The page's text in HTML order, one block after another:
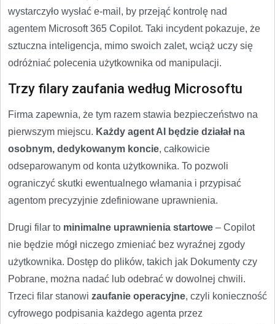
wystarczyło wysłać e-mail, by przejąć kontrolę nad
agentem Microsoft 365 Copilot. Taki incydent pokazuje, że
sztuczna inteligencja, mimo swoich zalet, wciąż uczy się
odróżniać polecenia użytkownika od manipulacji.
Trzy filary zaufania według Microsoftu
Firma zapewnia, że tym razem stawia bezpieczeństwo na
pierwszym miejscu. Każdy agent AI będzie działał na
osobnym, dedykowanym koncie, całkowicie
odseparowanym od konta użytkownika. To pozwoli
ograniczyć skutki ewentualnego włamania i przypisać
agentom precyzyjnie zdefiniowane uprawnienia.
Drugi filar to minimalne uprawnienia startowe – Copilot
nie będzie mógł niczego zmieniać bez wyraźnej zgody
użytkownika. Dostęp do plików, takich jak Dokumenty czy
Pobrane, można nadać lub odebrać w dowolnej chwili.
Trzeci filar stanowi zaufanie operacyjne, czyli konieczność
cyfrowego podpisania każdego agenta przez